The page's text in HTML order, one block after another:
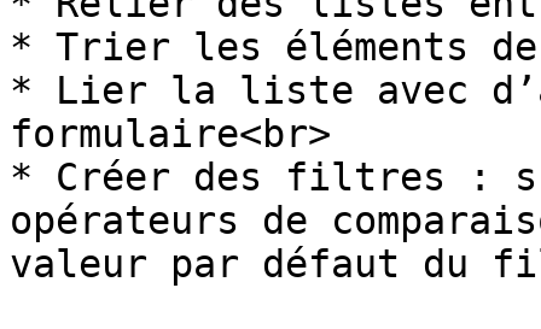
* Trier les éléments
* Lier la liste avec
formulaire<br>
* Créer des filtres :
opérateurs de